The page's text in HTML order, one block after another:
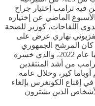
فيه ترامب إختيار جراح
الأسبوع الماضي عن إختياره
اللقاحات، كوزير للصحة
نهاري عرض على
كان المرشح الجمهوري
لمقعد مجلس الشيوخ عن ولاية بنسلفانيا عام 2022، والذي خسره
من أشد المنتقدين
كير، وخلال عامه
إقناع الكونغرس بإلغاء
الذين يشترون